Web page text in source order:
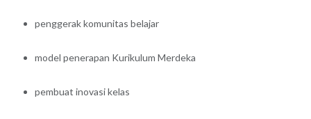
penggerak komunitas belajar
model penerapan Kurikulum Merdeka
pembuat inovasi kelas